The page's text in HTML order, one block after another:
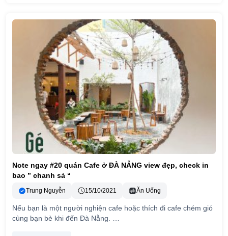
Note ngay #20 quán Cafe ở ĐÀ NẴNG view đẹp, check in
bao ” chanh sả “
Trung Nguyễn 15/10/2021 Ăn Uống
Nếu bạn là một người nghiện cafe hoặc thích đi cafe chém gió
cùng bạn bè khi đến Đà Nẵng. …